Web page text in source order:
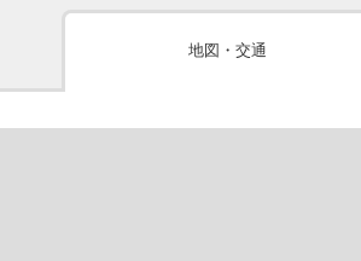
地図・交通